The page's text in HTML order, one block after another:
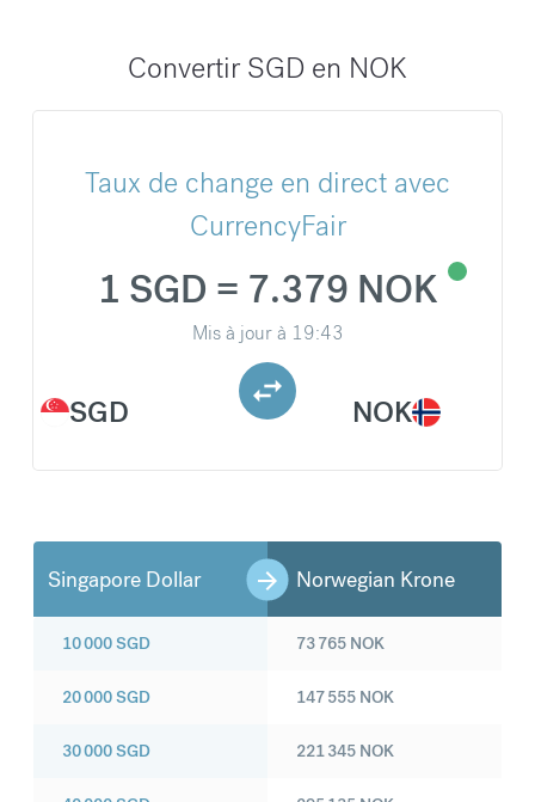
Convertir SGD en NOK
Taux de change en direct avec
CurrencyFair
SGD
1 SGD = 7.379 NOK
Mis à jour à 19:43
NOK
Singapore Dollar Norwegian Krone
10 000SGD
20 000SGD
30 000SGD
73 765 NOK
147 555 NOK
221 345 NOK